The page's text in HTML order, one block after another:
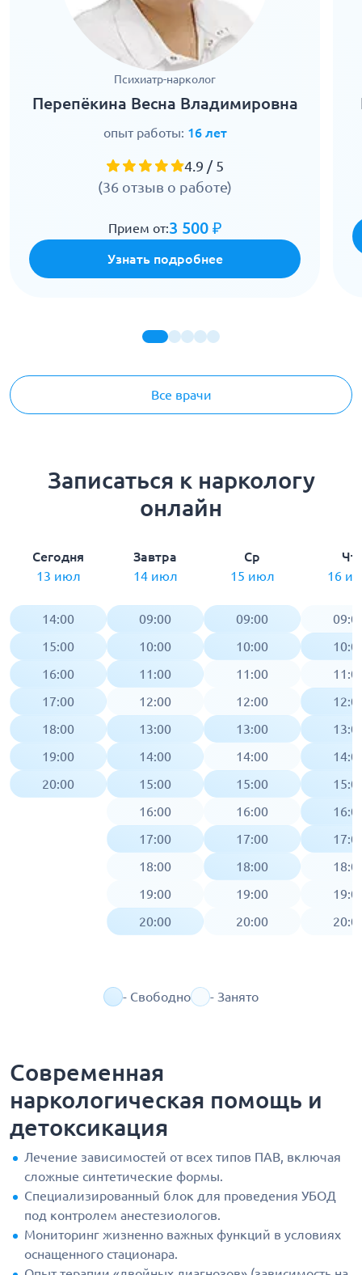
Все врачи
Психиатр-нарколог
Перепёкина Весна Владимировна
опыт работы: 16 лет
4.9 / 5
(36 отзыв о работе)
Прием от:3 500 ₽
Узнать подробнее
Записаться к наркологу
онлайн
Сегодня
13 июл
14:00
15:00
16:00
17:00
18:00
19:00
20:00
Завтра
14 июл
09:00
10:00
11:00
12:00
13:00
14:00
15:00
16:00
17:00
18:00
19:00
20:00
Ср
15 июл
09:00
10:00
11:00
12:00
13:00
14:00
15:00
16:00
17:00
18:00
19:00
20:00
Чт
16
- Свободно - Занято
Современная
наркологическая помощь и
детоксикация
Лечение зависимостей от всех типов ПАВ, включая
сложные синтетические формы.
Специализированный блок для проведения УБОД
под контролем анестезиологов.
Мониторинг жизненно важных функций в условиях
оснащенного стационара.